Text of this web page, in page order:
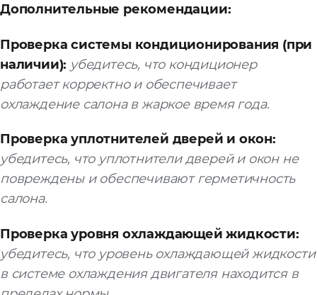
Дополнительные рекомендации:
Проверка системы кондиционирования (при
наличии): убедитесь, что кондиционер
работает корректно и обеспечивает
охлаждение салона в жаркое время года.
Проверка уплотнителей дверей и окон:
убедитесь, что уплотнители дверей и окон не
повреждены и обеспечивают герметичность
салона.
Проверка уровня охлаждающей жидкости:
убедитесь, что уровень охлаждающей жидкости
в системе охлаждения двигателя находится в